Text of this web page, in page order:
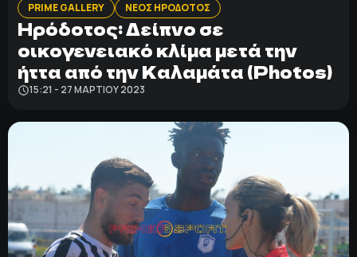
PRIME GALLERY ΝΕΟΣ ΗΡΟΔΟΤΟΣ
Ηρόδοτος: Δείπνο σε
οικογενειακό κλίμα μετά την
ήττα από την Καλαμάτα (Photos)
15:21 - 27 ΜΑΡΤΊΟΥ 2023